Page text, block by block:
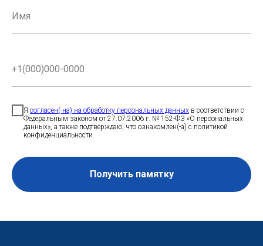
Я согласен(-на) на обработку персональных данных в соответствии с
Федеральным законом от 27.07.2006 г. № 152-ФЗ «О персональных
данных», а также подтверждаю, что ознакомлен(-а) с политикой
конфиденциальности.
Получить памятку